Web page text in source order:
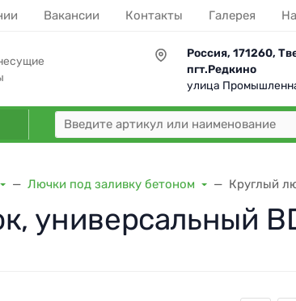
Вакансии Контакты Галерея
Россия, 171260,
пгт.Редкино
улица
Лючки под заливку бетоном Круглый
универсальный